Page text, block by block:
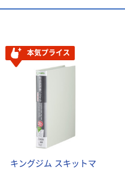
本気プライス
キングジム スキットマ